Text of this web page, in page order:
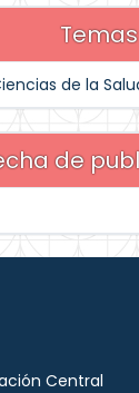
Temas
de la
de
Central